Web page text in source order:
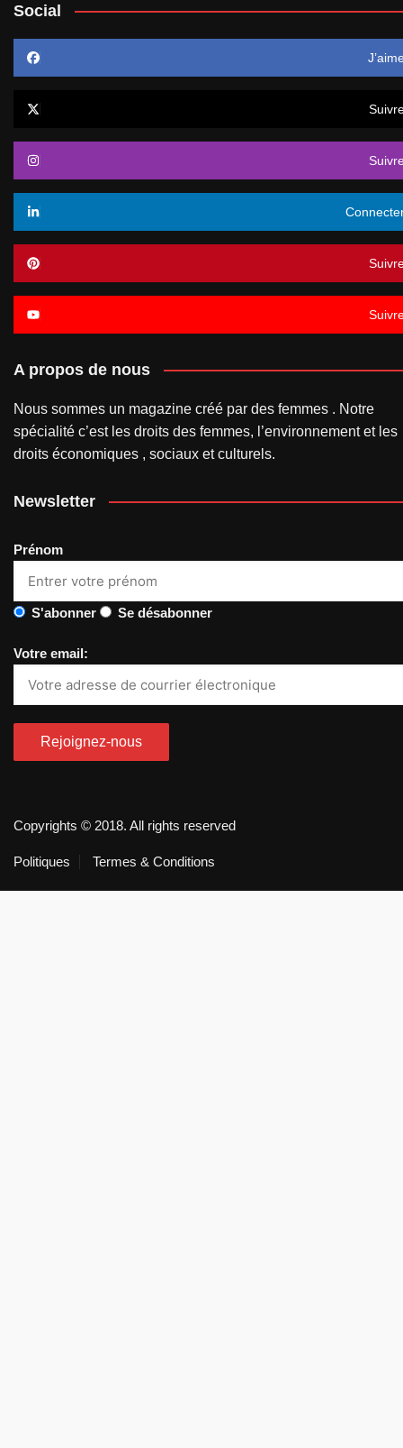
Social
A propos de nous
Nous sommes un magazine créé par des femmes . Notre
spécialité c’est les droits des femmes, l’environnement et les
droits économiques , sociaux et culturels.
Newsletter
Prénom
S'abonner Se désabonner
Votre email:
Copyrights © 2018. All rights reserved
Politiques Termes & Conditions